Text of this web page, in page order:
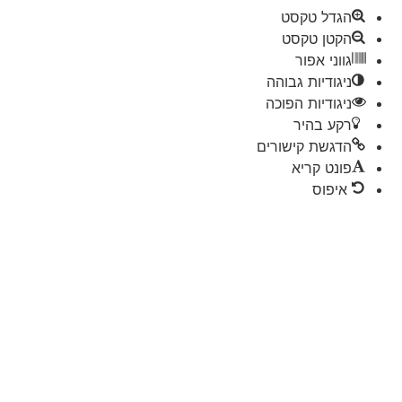
הגדל טקסט
הקטן טקסט
גווני אפור
ניגודיות גבוהה
ניגודיות הפוכה
רקע בהיר
הדגשת קישורים
פונט קריא
איפוס